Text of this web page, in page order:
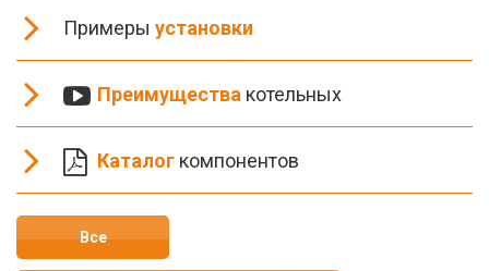
Примеры установки
Преимущества котельных
Каталог компонентов
Все